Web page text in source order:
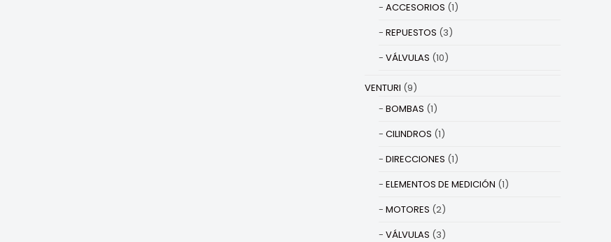
ACCESORIOS (1)
REPUESTOS (3)
VÁLVULAS (10)
VENTURI (9)
BOMBAS (1)
CILINDROS (1)
DIRECCIONES (1)
ELEMENTOS DE MEDICIÓN (1)
MOTORES (2)
VÁLVULAS (3)